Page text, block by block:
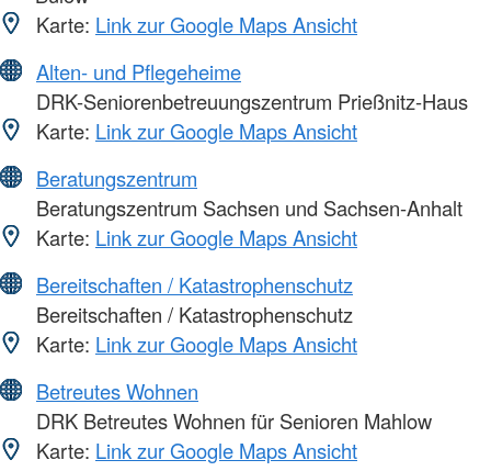
Karte: Link zur Google Maps Ansicht
Alten- und Pflegeheime
DRK-Seniorenbetreuungszentrum Prießnitz-Haus
Karte: Link zur Google Maps Ansicht
Beratungszentrum
Beratungszentrum Sachsen und Sachsen-Anhalt
Karte: Link zur Google Maps Ansicht
Bereitschaften / Katastrophenschutz
Bereitschaften / Katastrophenschutz
Karte: Link zur Google Maps Ansicht
Betreutes Wohnen
DRK Betreutes Wohnen für Senioren Mahlow
Karte: Link zur Google Maps Ansicht